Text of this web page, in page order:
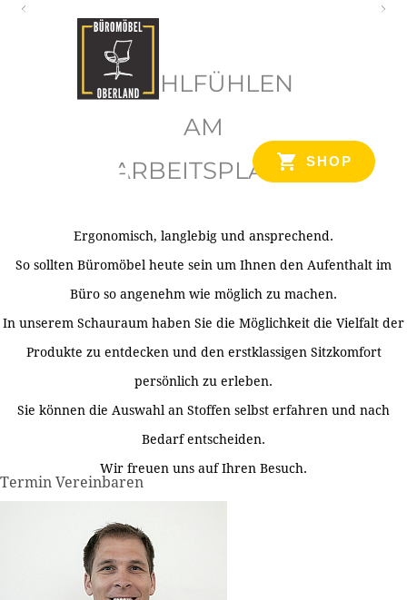
SHOP
WOHLFÜHLEN
AM
ARBEITSPLATZ
Ergonomisch, langlebig und ansprechend.
So sollten Büromöbel heute sein um Ihnen den Aufenthalt im
Büro so angenehm wie möglich zu machen.
In unserem Schauraum haben Sie die Möglichkeit die Vielfalt der
Produkte zu entdecken und den erstklassigen Sitzkomfort
persönlich zu erleben.
Sie können die Auswahl an Stoffen selbst erfahren und nach
Bedarf entscheiden.
Wir freuen uns auf Ihren Besuch.
Termin Vereinbaren